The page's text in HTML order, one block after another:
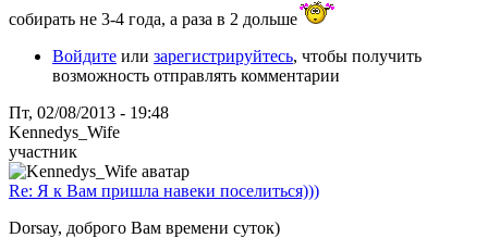
собирать не 3-4 года, а раза в 2 дольше
Войдите или зарегистрируйтесь, чтобы получить
возможность отправлять комментарии
Пт, 02/08/2013 - 19:48
Kennedys_Wife
участник
Re: Я к Вам пришла навеки поселиться)))
Dorsay, доброго Вам времени суток)